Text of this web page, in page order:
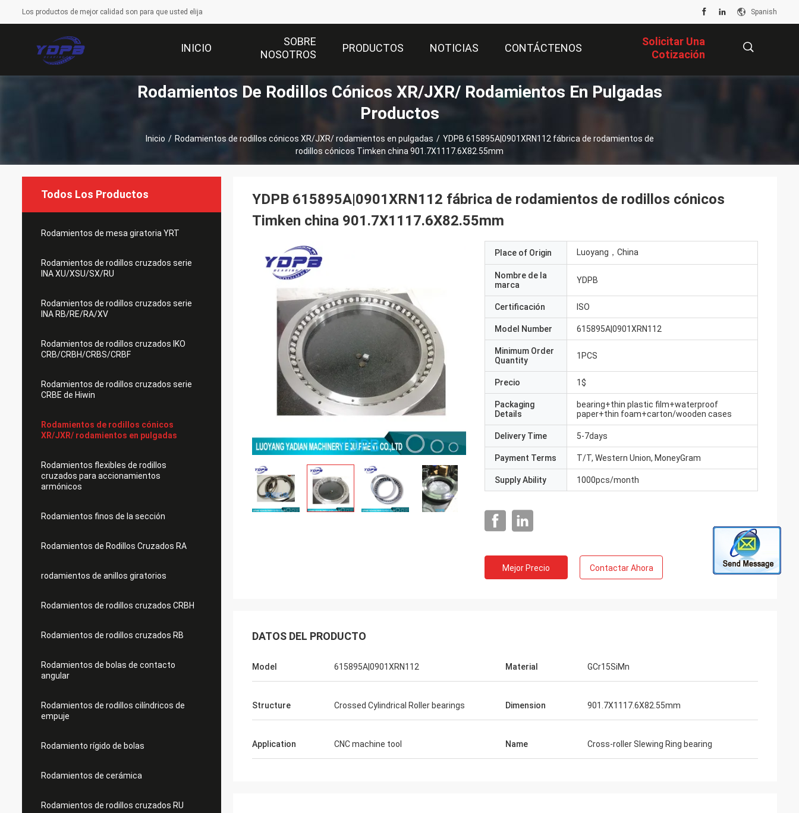
Los productos de mejor calidad son para que usted elija Spanish
INICIO
SOBRE
NOSOTROS
PRODUCTOS NOTICIAS CONTÁCTENOS
Solicitar Una
Cotización
Rodamientos De Rodillos Cónicos XR/JXR/ Rodamientos En Pulgadas
Productos
Inicio / Rodamientos de rodillos cónicos XR/JXR/ rodamientos en pulgadas / YDPB 615895A|0901XRN112 fábrica de rodamientos de
rodillos cónicos Timken china 901.7X1117.6X82.55mm
Todos Los Productos
Rodamientos de mesa giratoria YRT
Rodamientos de rodillos cruzados serie
INA XU/XSU/SX/RU
Rodamientos de rodillos cruzados serie
INA RB/RE/RA/XV
Rodamientos de rodillos cruzados IKO
CRB/CRBH/CRBS/CRBF
Rodamientos de rodillos cruzados serie
CRBE de Hiwin
Rodamientos de rodillos cónicos
XR/JXR/ rodamientos en pulgadas
Rodamientos flexibles de rodillos
cruzados para accionamientos
armónicos
Rodamientos finos de la sección
Rodamientos de Rodillos Cruzados RA
rodamientos de anillos giratorios
Rodamientos de rodillos cruzados CRBH
Rodamientos de rodillos cruzados RB
Rodamientos de bolas de contacto
angular
Rodamientos de rodillos cilíndricos de
empuje
Rodamiento rígido de bolas
Rodamientos de cerámica
Rodamientos de rodillos cruzados RU
YDPB 615895A|0901XRN112 fábrica de rodamientos de rodillos cónicos
Timken china 901.7X1117.6X82.55mm
Place of Origin Luoyang，China
Nombre de la
marca
YDPB
Certificación ISO
Model Number 615895A|0901XRN112
Minimum Order
Quantity
1PCS
Precio 1$
Packaging
Details
bearing+thin plastic film+waterproof
paper+thin foam+carton/wooden cases
Delivery Time 5-7days
Payment Terms T/T, Western Union, MoneyGram
Supply Ability 1000pcs/month
Mejor Precio Contactar Ahora
DATOS DEL PRODUCTO
Model 615895A|0901XRN112 Material GCr15SiMn
Structure Crossed Cylindrical Roller bearings Dimension 901.7X1117.6X82.55mm
Application CNC machine tool Name Cross-roller Slewing Ring bearing